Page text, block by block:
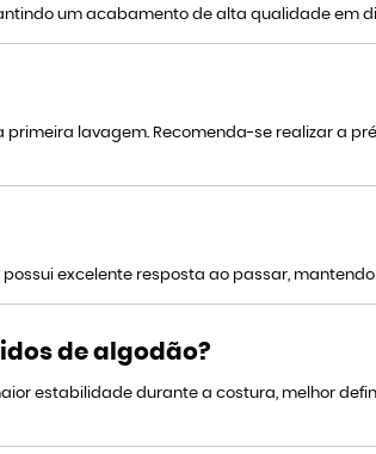
um acabamento de alta qualidade em
lavagem. Recomenda-se realizar a
excelente resposta ao passar,
de algodão?
estabilidade durante a costura, melhor